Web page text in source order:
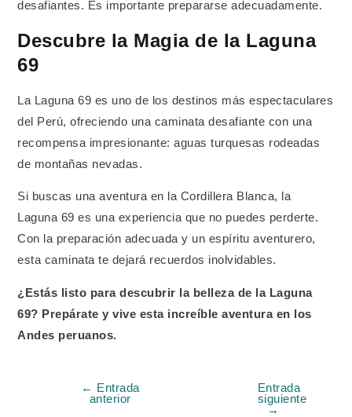
desafiantes. Es importante prepararse adecuadamente.
Descubre la Magia de la Laguna
69
La Laguna 69 es uno de los destinos más espectaculares
del Perú, ofreciendo una caminata desafiante con una
recompensa impresionante: aguas turquesas rodeadas
de montañas nevadas.
Si buscas una aventura en la Cordillera Blanca, la
Laguna 69 es una experiencia que no puedes perderte.
Con la preparación adecuada y un espíritu aventurero,
esta caminata te dejará recuerdos inolvidables.
¿Estás listo para descubrir la belleza de la Laguna
69? Prepárate y vive esta increíble aventura en los
Andes peruanos.
← Entrada
anterior
Entrada
siguiente
→